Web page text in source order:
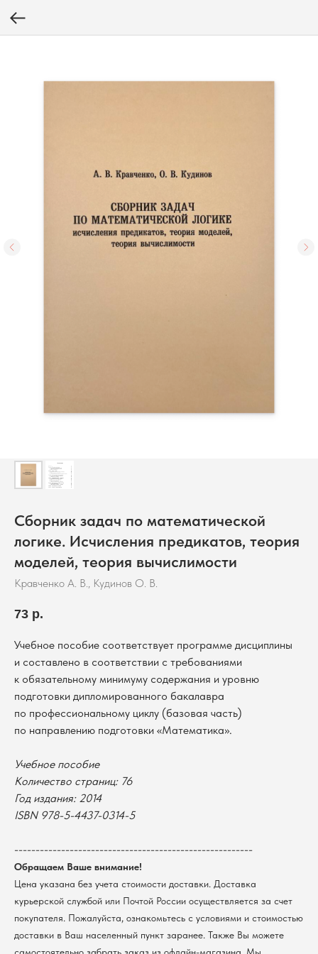
Сборник задач по математической
логике. Исчисления предикатов, теория
моделей, теория вычислимости
Кравченко А. В., Кудинов О. В.
73 р.
Учебное пособие соответствует программе дисциплины
и составлено в соответствии с требованиями
к обязательному минимуму содержания и уровню
подготовки дипломированного бакалавра
по профессиональному циклу (базовая часть)
по направлению подготовки «Математика».
Учебное пособие
Количество страниц: 76
Год издания: 2014
ISBN 978-5-4437-0314-5
--------------------------------------------------------
Обращаем Ваше внимание!
Цена указана без учета стоимости доставки. Доставка
курьерской службой или Почтой России осуществляется за счет
покупателя. Пожалуйста, ознакомьтесь с условиями и стоимостью
доставки в Ваш населенный пункт заранее. Также Вы можете
Контакты
Мерч НГУ
Политика обработки персональных данных
ИНН 5408106490
КПП 540801001